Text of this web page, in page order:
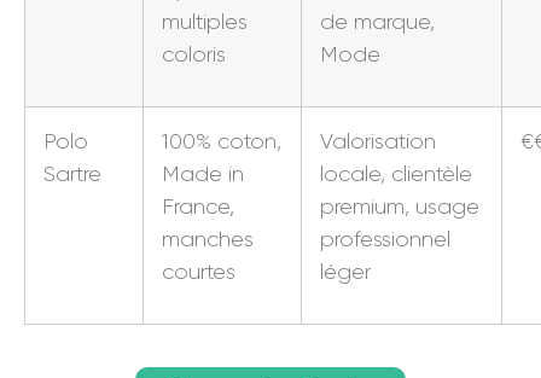
multiples
coloris
de marque,
Mode
Polo
Sartre
100% coton,
Made in
France,
manches
courtes
Valorisation
locale, clientèle
premium, usage
professionnel
léger